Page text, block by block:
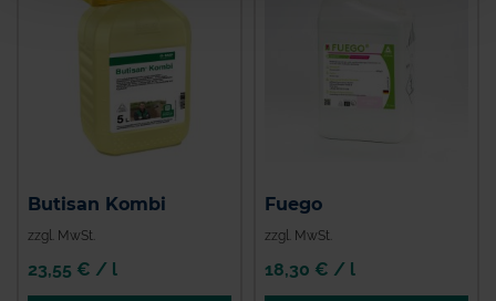
Butisan Kombi
zzgl. MwSt.
23,55 € / l
Fuego
zzgl. MwSt.
18,30 € / l